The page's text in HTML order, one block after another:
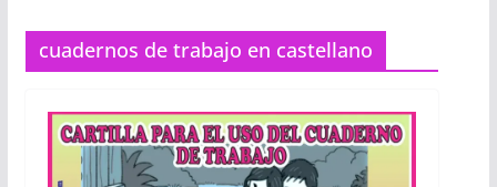
cuadernos de trabajo en castellano